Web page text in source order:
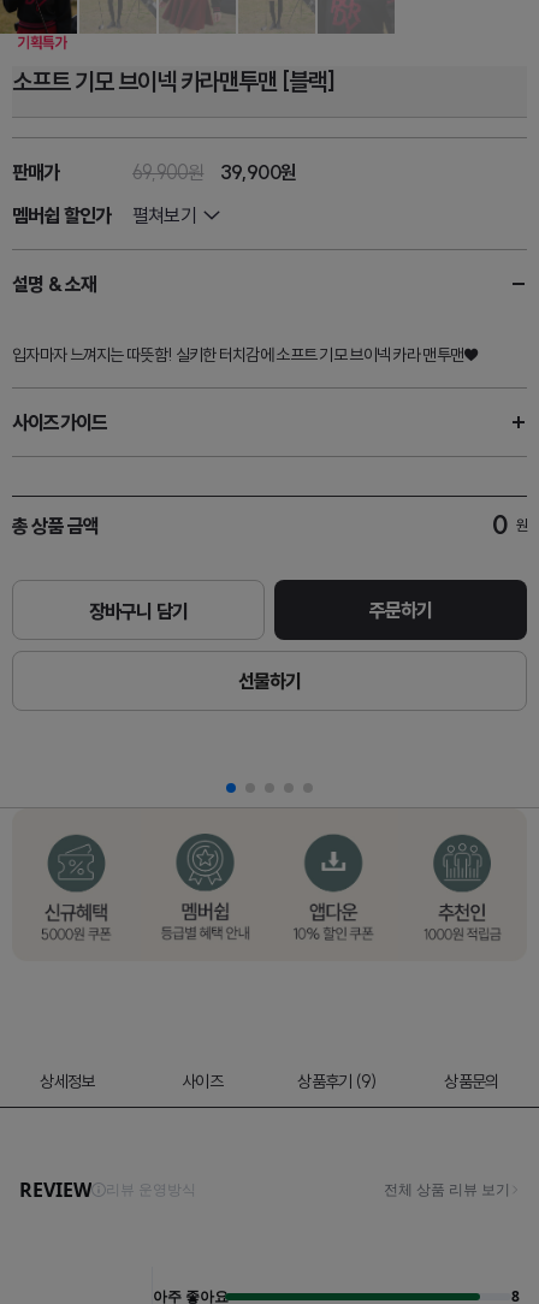
소프트 기모 브이넥 카라맨투맨 [블랙]
판매가 69,900원
39,900원
멤버쉽 할인가
펼쳐보기
설명 & 소재
입자마자 느껴지는 따뜻함! 실키한 터치감에 소프트 기모 브이넥 카라 맨투맨♥
사이즈가이드
총 상품 금액 0 원
장바구니 담기 주문하기
선물하기
상세정보 사이즈 상품후기 (9) 상품문의